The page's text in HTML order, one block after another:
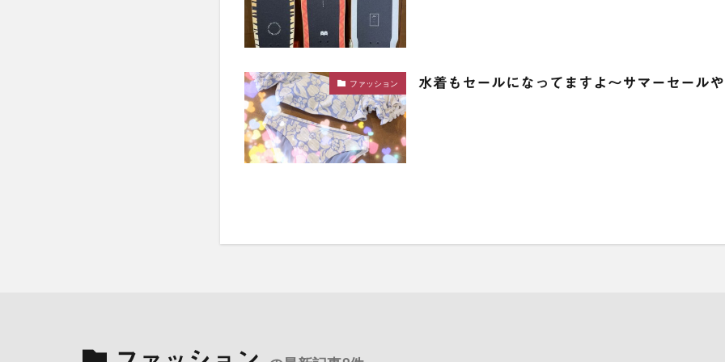
ファッション 水着もセールになってますよ〜サマーセールや